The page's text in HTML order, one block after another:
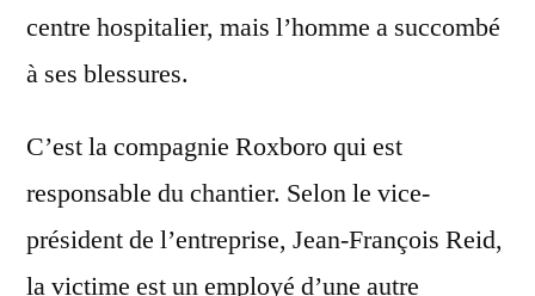
centre hospitalier, mais l’homme a succombé
à ses blessures.
C’est la compagnie Roxboro qui est
responsable du chantier. Selon le vice-
président de l’entreprise, Jean-François Reid,
la victime est un employé d’une autre